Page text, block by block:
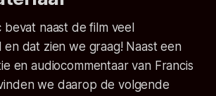
bevat naast de film veel
en dat zien we graag! Naast een
en audiocommentaar van Francis
we daarop de volgende